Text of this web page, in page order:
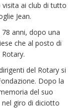
ai club di tutto
Jean.
78 anni, dopo una
che al posto di
del Rotary si
Dopo la
del suo
giro di diciotto